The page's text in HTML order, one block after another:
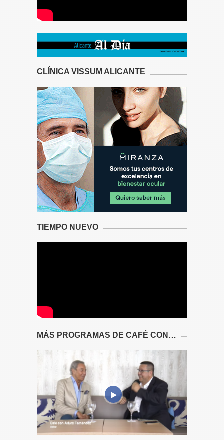
CLÍNICA VISSUM ALICANTE
TIEMPO NUEVO
MÁS PROGRAMAS DE CAFÉ CON…